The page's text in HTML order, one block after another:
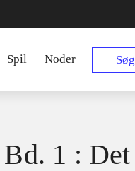
Spil Noder Søg
1 : Det